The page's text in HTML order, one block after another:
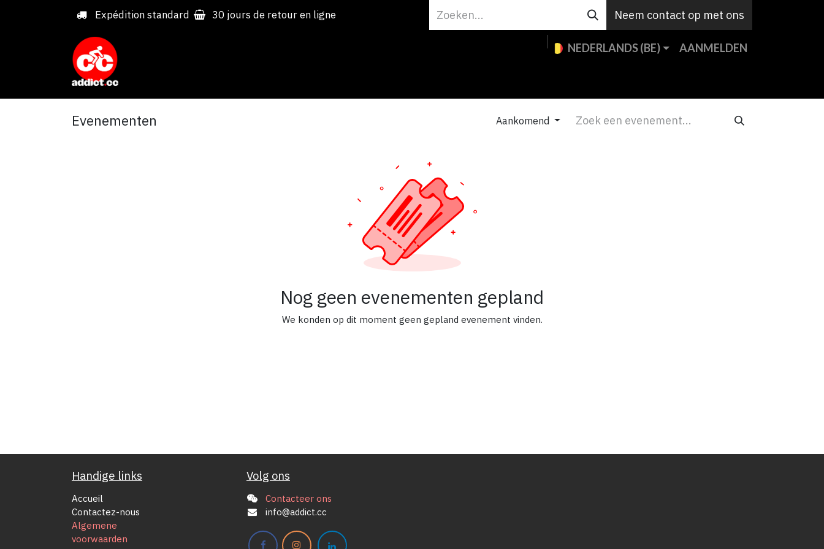
Expédition standard 30 jours de retour en ligne Neem contact op met ons
NEDERLANDS (BE)
AANMELDEN
Evenementen Aankomend
Nog geen evenementen gepland
We konden op dit moment geen gepland evenement vinden.
Handige links
Accueil
Contactez-nous
Algemene
voorwaarden
Volg ons
Contacteer ons
info@addict.cc